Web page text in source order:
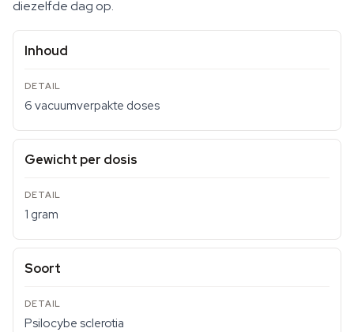
diezelfde dag op.
Inhoud
6 vacuumverpakte doses
Gewicht per dosis
1 gram
Soort
Psilocybe sclerotia